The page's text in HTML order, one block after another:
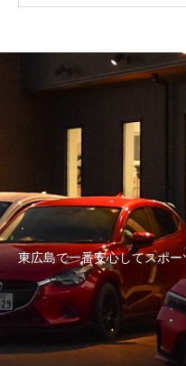
東広島で一番安心してスポ